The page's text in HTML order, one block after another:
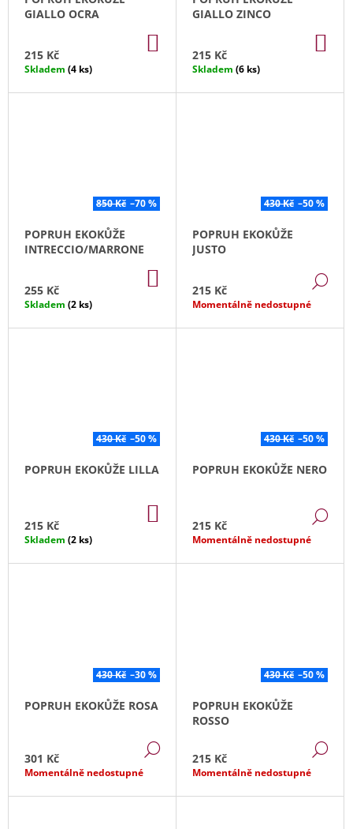
GIALLO OCRA
215 Kč KOŠÍKU
Skladem (4 ks)
GIALLO ZINCO
215 Kč
Skladem (6 ks)
850 Kč –70 %
POPRUH EKOKŮŽE
INTRECCIO/MARRONE
255 Kč KOŠÍKU
Skladem (2 ks)
430 Kč –50 %
POPRUH EKOKŮŽE
JUSTO
215 Kč
Momentálně nedostupné
430 Kč –50 %
POPRUH EKOKŮŽE LILLA
215 Kč KOŠÍKU
Skladem (2 ks)
430 Kč –50 %
POPRUH EKOKŮŽE NERO
215 Kč
Momentálně nedostupné
430 Kč –30 %
POPRUH EKOKŮŽE ROSA
301 Kč
DETAIL
Momentálně nedostupné
430 Kč –50 %
POPRUH EKOKŮŽE
ROSSO
215 Kč
Momentálně nedostupné